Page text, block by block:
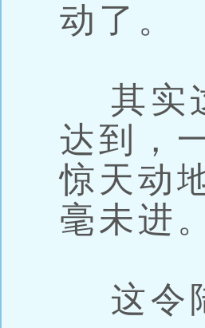
动了。
其实
达到，
惊天动
毫未进。
这令